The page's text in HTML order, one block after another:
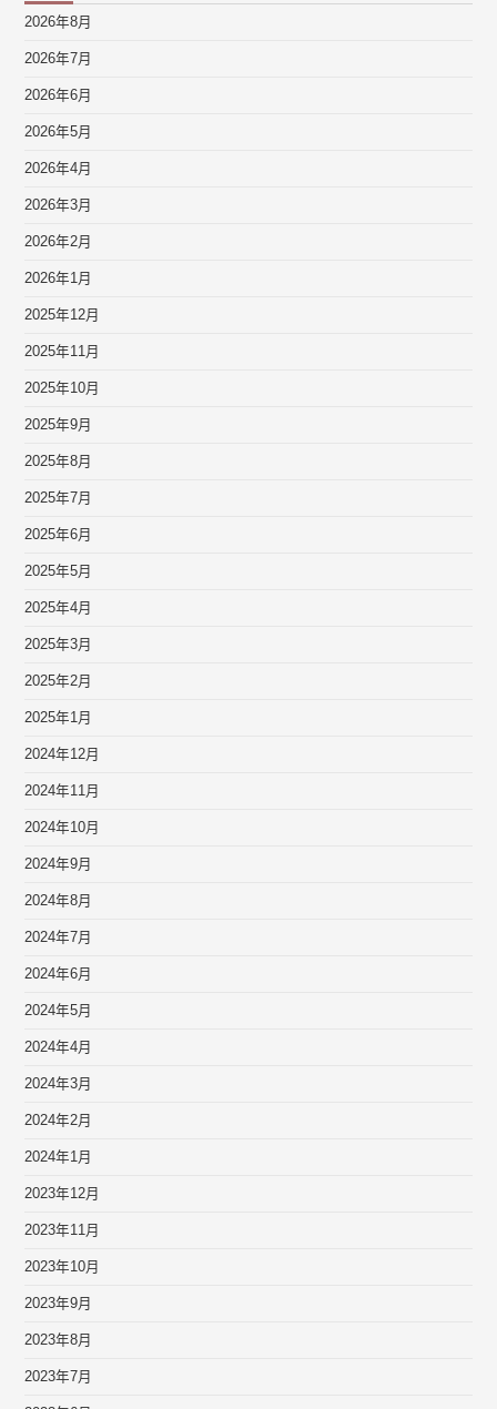
2026年8月
2026年7月
2026年6月
2026年5月
2026年4月
2026年3月
2026年2月
2026年1月
2025年12月
2025年11月
2025年10月
2025年9月
2025年8月
2025年7月
2025年6月
2025年5月
2025年4月
2025年3月
2025年2月
2025年1月
2024年12月
2024年11月
2024年10月
2024年9月
2024年8月
2024年7月
2024年6月
2024年5月
2024年4月
2024年3月
2024年2月
2024年1月
2023年12月
2023年11月
2023年10月
2023年9月
2023年8月
2023年7月